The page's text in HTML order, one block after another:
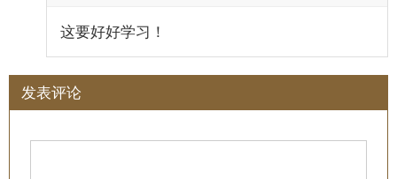
这要好好学习！
发表评论